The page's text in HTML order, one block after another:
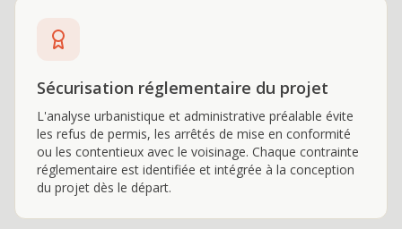
Sécurisation réglementaire du projet
L'analyse urbanistique et administrative préalable évite
les refus de permis, les arrêtés de mise en conformité
ou les contentieux avec le voisinage. Chaque contrainte
réglementaire est identifiée et intégrée à la conception
du projet dès le départ.